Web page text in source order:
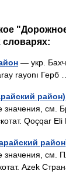
словарях:
— укр.
rayonı
район)
значения, см.
Qoçqar
значения, см.
Azek